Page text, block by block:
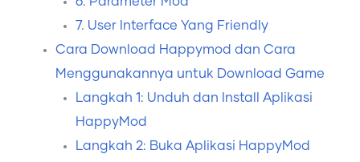
7. User Interface Yang Friendly
Cara Download Happymod dan Cara
Menggunakannya untuk Download Game
Langkah 1: Unduh dan Install Aplikasi
HappyMod
Langkah 2: Buka Aplikasi HappyMod